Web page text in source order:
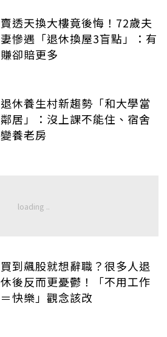
賣透天換大樓竟後悔！72歲夫
妻慘遇「退休換屋3盲點」：有
賺卻賠更多
退休養生村新趨勢「和大學當
鄰居」：沒上課不能住、宿舍
變養老房
買到飆股就想辭職？很多人退
休後反而更憂鬱！「不用工作
＝快樂」觀念該改